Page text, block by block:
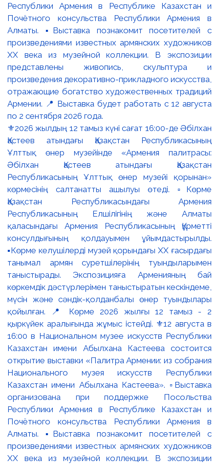
⚜️2026 жылдың 12 тамыз күні сағат 16:00-де Әбілхан
Қастеев атындағы Қазақстан Республикасының
Ұлттық өнер музейінде «Армения палитрасы:
Әбілхан Қастеев атындағы Қазақстан
Республикасының Ұлттық өнер музейі қорынан»
көрмесінің салтанатты ашылуы өтеді. ▫️Көрме
Қазақстан Республикасындағы Армения
Республикасының Елшілігінің және Алматы
қаласындағы Армения Республикасының Құрметті
консулдығының қолдауымен ұйымдастырылды.
▪️Көрме келушілерді музей қорындағы ХХ ғасырдағы
танымал армян суретшілерінің туындыларымен
таныстырады. Экспозицияға Арменияның бай
көркемдік дәстүрлерімен таныстыратын кескіндеме,
мүсін және сәндік-қолданбалы өнер туындылары
қойылған. 📍 Көрме 2026 жылғы 12 тамыз - 2
қыркүйек аралығында жұмыс істейді. ⚜️12 августа в
16:00 в Национальном музее искусств Республики
Казахстан имени Абылхана Кастеева состоится
открытие выставки «Палитра Армении: из собрания
Национального музея искусств Республики
Казахстан имени Абылхана Кастеева». ▫️Выставка
организована при поддержке Посольства
Республики Армения в Республике Казахстан и
Почётного консульства Республики Армения в
Алматы. ▪️Выставка познакомит посетителей с
произведениями известных армянских художников
XX века из музейной коллекции. В экспозиции